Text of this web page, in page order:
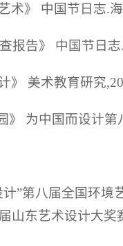
术》 中国节日志.
报告》 中国节日
》 美术教育研究
》 为中国而设计
”第八届全国环
山东艺术设计大